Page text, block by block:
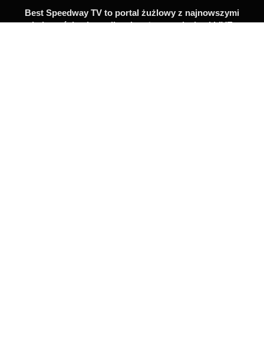
Best Speedway TV to portal żużlowy z najnowszymi
wiadomościami, wynikami na żywo, relacjami LIVE,